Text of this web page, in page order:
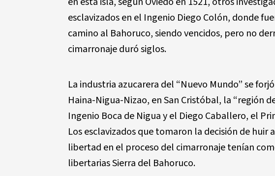
esclavizados en el Ingenio Diego Colón, donde
camino al Bahoruco, siendo vencidos, pero no
cimarronaje duró siglos.
La industria azucarera del “Nuevo Mundo” se
Haina-Nigua-Nizao, en San Cristóbal, la “región
Ingenio Boca de Nigua y el Diego Caballero, el
Los esclavizados que tomaron la decisión de huir
libertad en el proceso del cimarronaje tenían
libertarias Sierra del Bahoruco.